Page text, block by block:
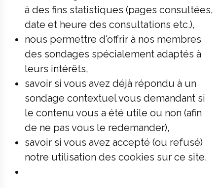
à des fins statistiques (pages consultées,
date et heure des consultations etc.),
nous permettre d'offrir à nos membres
des sondages spécialement adaptés à
leurs intérêts,
savoir si vous avez déjà répondu à un
sondage contextuel vous demandant si
le contenu vous a été utile ou non (afin
de ne pas vous le redemander),
savoir si vous avez accepté (ou refusé)
notre utilisation des cookies sur ce site.